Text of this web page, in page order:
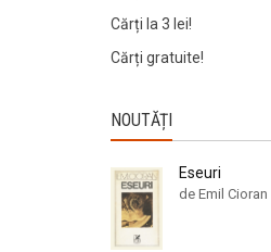
Cărți la 3 lei!
Cărți gratuite!
NOUTĂȚI
Eseuri
de Emil Cioran